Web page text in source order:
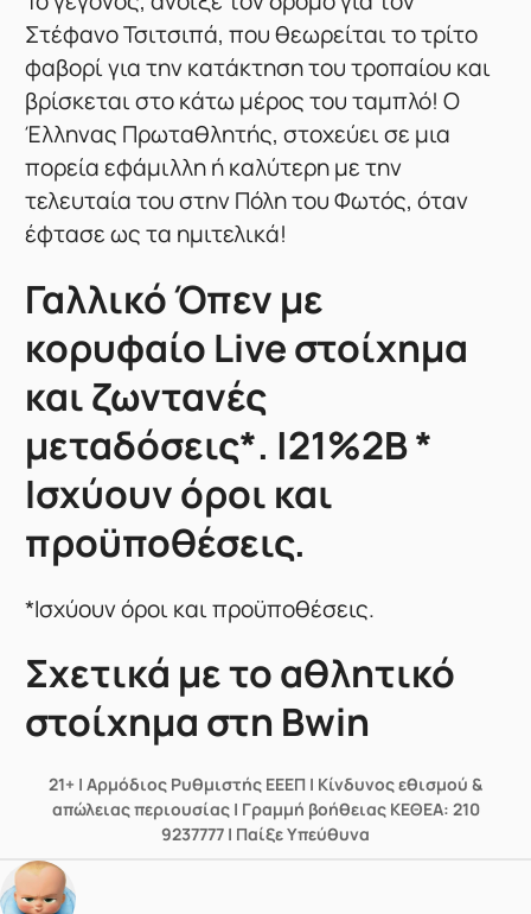
Στέφανο Τσιτσιπά, που θεωρείται το τρίτο
φαβορί για την κατάκτηση του τροπαίου και
βρίσκεται στο κάτω μέρος του ταμπλό! Ο
Έλληνας Πρωταθλητής, στοχεύει σε μια
πορεία εφάμιλλη ή καλύτερη με την
τελευταία του στην Πόλη του Φωτός, όταν
έφτασε ως τα ημιτελικά!
Γαλλικό Όπεν με
κορυφαίο Live στοίχημα
και ζωντανές
μεταδόσεις*. |21%2B *
Ισχύουν όροι και
προϋποθέσεις.
*Ισχύουν όροι και προϋποθέσεις.
Σχετικά με το αθλητικό
στοίχημα στη Bwin
21+ | Αρμόδιος Ρυθμιστής ΕΕΕΠ | Κίνδυνος εθισμού &
απώλειας περιουσίας | Γραμμή βοήθειας ΚΕΘΕΑ: 210
9237777 | Παίξε Υπεύθυνα